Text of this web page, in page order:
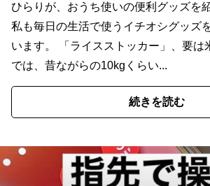
ひらりが、おうち使いの便利グッズを
私も毎日の生活で使うイチオシグッズ
います。 「ライスストッカー」、要は
では、昔ながらの10kgくらい...
続きを読む